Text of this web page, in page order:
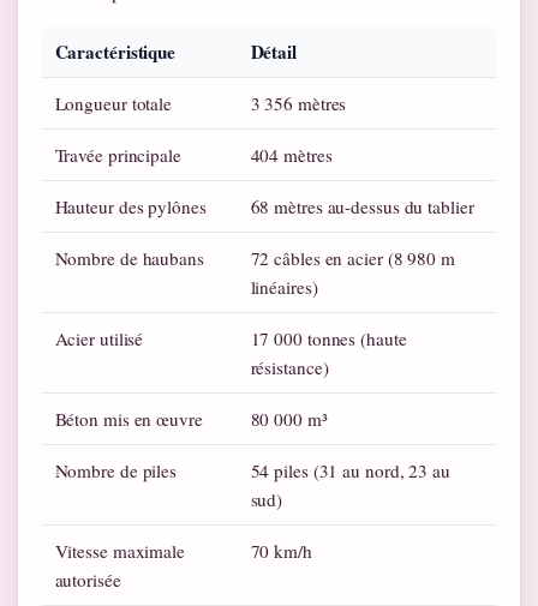
Caractéristique Détail
Longueur totale 3 356 mètres
Travée principale 404 mètres
Hauteur des pylônes 68 mètres au-dessus du tablier
Nombre de haubans
72 câbles en acier (8 980 m
linéaires)
Acier utilisé
17 000 tonnes (haute
résistance)
Béton mis en œuvre 80 000 m³
Nombre de piles
54 piles (31 au nord, 23 au
sud)
Vitesse maximale
autorisée
70 km/h